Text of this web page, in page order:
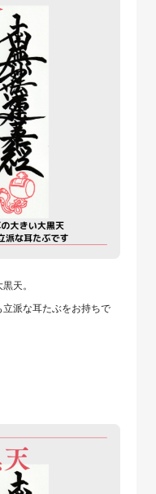
天。
派な耳たぶをお持ちで